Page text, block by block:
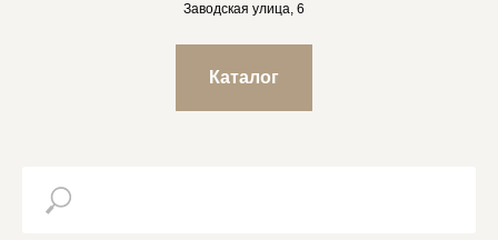
Заводская улица, 6
Каталог